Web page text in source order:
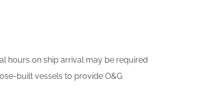
hours on ship arrival may be required
built vessels to provide O&G